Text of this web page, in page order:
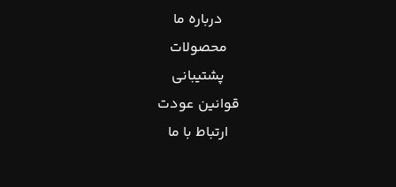
درباره ما
محصولات
پشتیبانی
قوانین عودت
ارتباط با ما